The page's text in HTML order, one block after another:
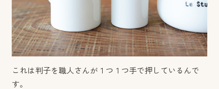
これは判子を職人さんが１つ１つ手で押しているんで
す。